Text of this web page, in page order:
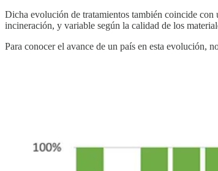
Dicha evolución de tratamientos también coincide con
incineración, y variable según la calidad de los
Para conocer el avance de un país en esta evolución,